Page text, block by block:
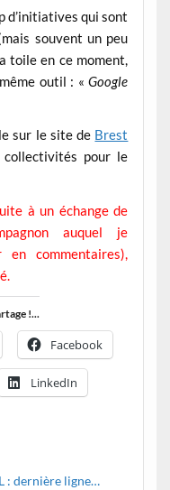
d’initiatives qui sont
souvent un peu
toile en ce moment,
outil : «Google
sur le site de Brest
pour le
à un échange de
auquel je
en commentaires),
!...
Facebook
LinkedIn
: dernière ligne…